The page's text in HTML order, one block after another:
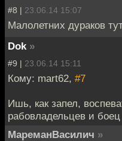
#8 | 23.06.14 15:07
Малолетних дураков
Dok »
#9 | 23.06.14 15:11
Кому: mart62, #7
Ишь, как запел,
рабовладельцев и
МареманВасилич »